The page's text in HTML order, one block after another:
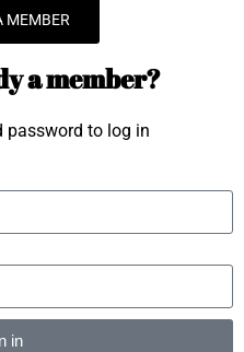
MEMBER
a member?
password to log in
in